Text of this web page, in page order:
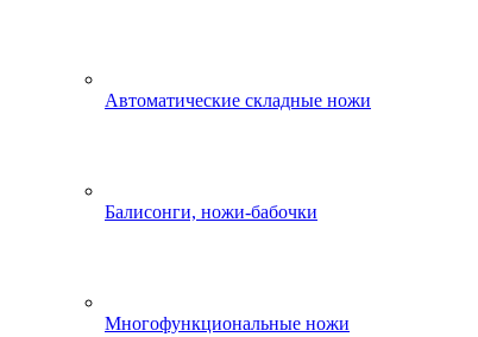
Автоматические складные ножи
Балисонги, ножи-бабочки
Многофункциональные ножи